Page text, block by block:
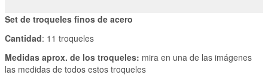
Set de troqueles finos de acero
Cantidad: 11 troqueles
Medidas aprox. de los troqueles: mira en una de las imágenes
las medidas de todos estos troqueles